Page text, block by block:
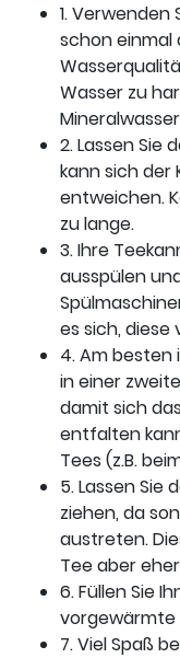
1.
schon einmal
Wasser zu
2. Lassen Sie
kann sich der
entweichen.
zu lange.
3. Ihre
ausspülen
es sich, diese
4. Am besten
in einer
damit sich
entfalten
Tees (z.B.
5. Lassen Sie
ziehen, da
austreten.
Tee aber
6. Füllen Sie
vorgewärmte
7. Viel Spaß